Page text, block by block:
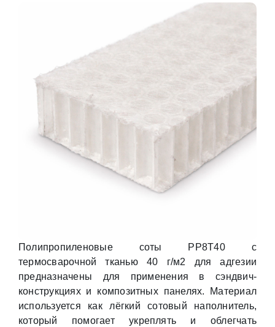
Полипропиленовые соты PP8T40 с
термосварочной тканью 40 г/м2 для адгезии
предназначены для применения в сэндвич-
конструкциях и композитных панелях. Материал
используется как лёгкий сотовый наполнитель,
который помогает укреплять и облегчать